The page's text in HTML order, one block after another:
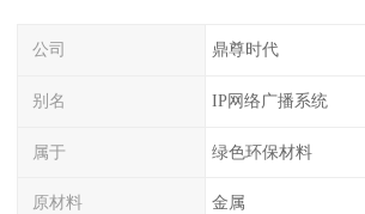
公司 鼎尊时代
别名 IP网络广播系统
属于 绿色环保材料
原材料 金属